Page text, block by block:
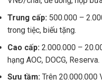
Trung cấp: 500.000 –
trong tiệc, biếu tặng.
Cao cấp: 2.000.000 –
hạng AOC, DOCG, Reserva.
Sưu tầm: Trên 20.000.000